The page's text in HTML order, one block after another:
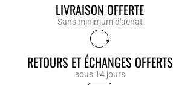
LIVRAISON OFFERTE
Sans minimum d'achat
RETOURS ET ÉCHANGES OFFERTS
sous 14 jours